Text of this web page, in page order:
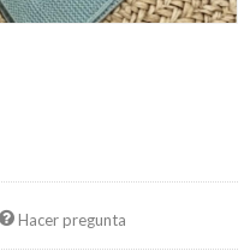
Hacer pregunta